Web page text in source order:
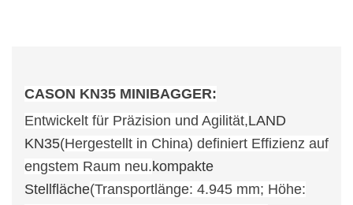
CASON KN35 MINIBAGGER:
Entwickelt für Präzision und Agilität,LAND
KN35(Hergestellt in China) definiert Effizienz auf
engstem Raum neu.kompakte
Stellfläche(Transportlänge: 4.945 mm; Höhe: